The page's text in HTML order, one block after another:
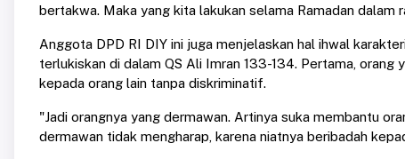
bertakwa. Maka yang kita lakukan selama Ramadan dalam
Anggota DPD RI DIY ini juga menjelaskan hal ihwal
terlukiskan di dalam QS Ali Imran 133-134. Pertama, orang
kepada orang lain tanpa diskriminatif.
"Jadi orangnya yang dermawan. Artinya suka membantu
dermawan tidak mengharap, karena niatnya beribadah